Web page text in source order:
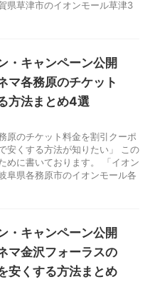
県草津市のイオンモール草津3
・キャンペーン公開
マ各務原のチケット
方法まとめ4選
原のチケット料金を割引クーポ
安くする方法が知りたい」 この
めに書いております。 「イオン
阜県各務原市のイオンモール各
・キャンペーン公開
マ金沢フォーラスの
安くする方法まとめ